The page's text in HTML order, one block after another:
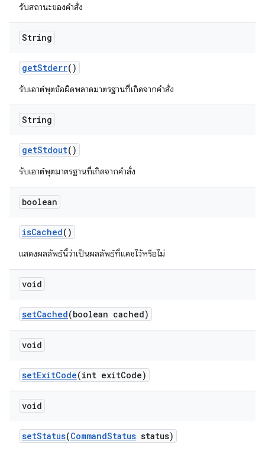
รับสถานะของคําสั่ง
String
getStderr()
รับเอาต์พุตข้อผิดพลาดมาตรฐานที่เกิดจากคําสั่ง
String
getStdout()
รับเอาต์พุตมาตรฐานที่เกิดจากคำสั่ง
boolean
isCached()
แสดงผลลัพธ์นี้ว่าเป็นผลลัพธ์ที่แคชไว้หรือไม่
void
setCached(boolean cached)
void
setExitCode(int exitCode)
void
setStatus(CommandStatus status)